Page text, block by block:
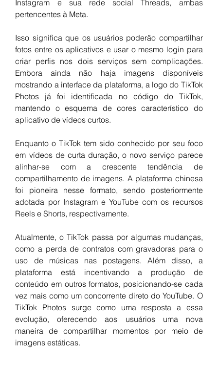
Instagram e sua rede social Threads, ambas
pertencentes à Meta.
Isso significa que os usuários poderão compartilhar
fotos entre os aplicativos e usar o mesmo login para
criar perfis nos dois serviços sem complicações.
Embora ainda não haja imagens disponíveis
mostrando a interface da plataforma, a logo do TikTok
Photos já foi identificada no código do TikTok,
mantendo o esquema de cores característico do
aplicativo de vídeos curtos.
Enquanto o TikTok tem sido conhecido por seu foco
em vídeos de curta duração, o novo serviço parece
alinhar-se com a crescente tendência de
compartilhamento de imagens. A plataforma chinesa
foi pioneira nesse formato, sendo posteriormente
adotada por Instagram e YouTube com os recursos
Reels e Shorts, respectivamente.
Atualmente, o TikTok passa por algumas mudanças,
como a perda de contratos com gravadoras para o
uso de músicas nas postagens. Além disso, a
plataforma está incentivando a produção de
conteúdo em outros formatos, posicionando-se cada
vez mais como um concorrente direto do YouTube. O
TikTok Photos surge como uma resposta a essa
evolução, oferecendo aos usuários uma nova
maneira de compartilhar momentos por meio de
imagens estáticas.